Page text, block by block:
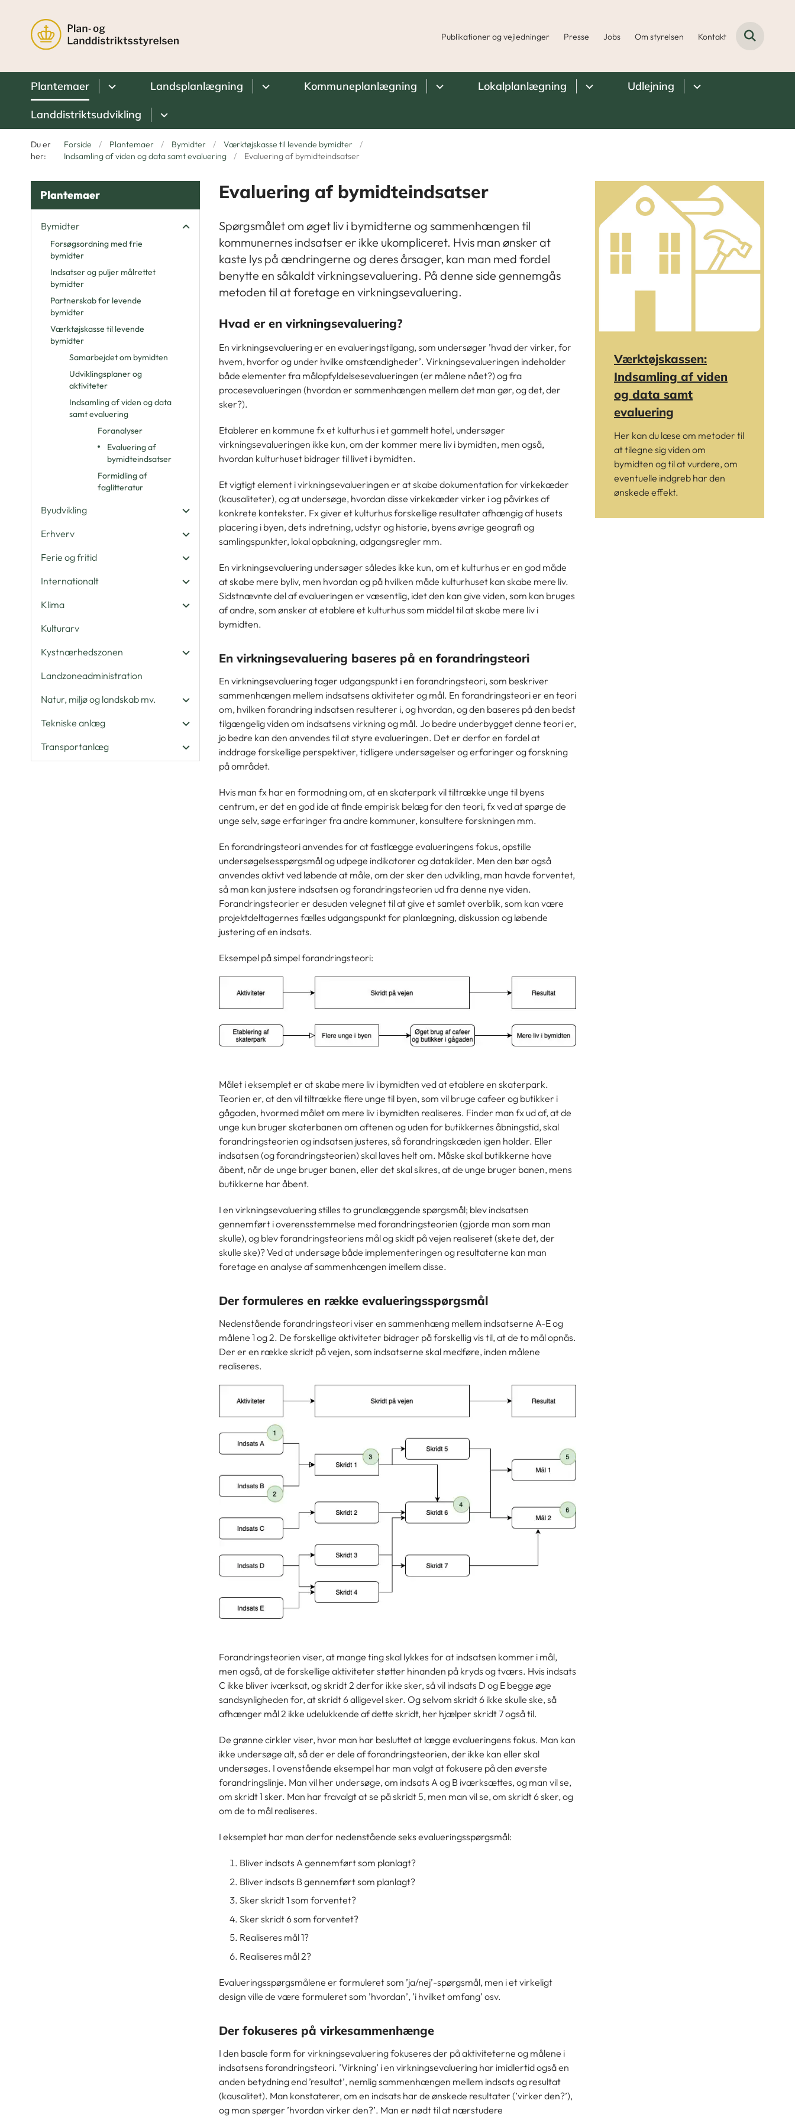
Publikationer og vejledninger Presse Jobs Om styrelsen Kontakt
Plantemaer Landsplanlægning Kommuneplanlægning Lokalplanlægning Udlejning
Landdistriktsudvikling
Du er
her:
Forside Plantemaer Bymidter
Værktøjskasse til levende bymidter
Indsamling af viden og data samt evaluering
Evaluering af bymidteindsatser
Plantemaer
Bymidter
Forsøgsordning med frie
bymidter
Indsatser og puljer målrettet
bymidter
Partnerskab for levende
bymidter
Værktøjskasse til levende
bymidter
Samarbejdet om bymidten
Udviklingsplaner og
aktiviteter
Indsamling af viden og data
samt evaluering
Foranalyser
Evaluering af
bymidteindsatser
Formidling af
faglitteratur
Byudvikling
Erhverv
Ferie og fritid
Internationalt
Klima
Kulturarv
Kystnærhedszonen
Landzoneadministration
Natur, miljø og landskab mv.
Tekniske anlæg
Transportanlæg
Evaluering af bymidteindsatser
Spørgsmålet om øget liv i bymidterne og sammenhængen til
kommunernes indsatser er ikke ukompliceret. Hvis man ønsker at
kaste lys på ændringerne og deres årsager, kan man med fordel
benytte en såkaldt virkningsevaluering. På denne side gennemgås
metoden til at foretage en virkningsevaluering.
Hvad er en virkningsevaluering?
En virkningsevaluering er en evalueringstilgang, som undersøger ’hvad der virker, for
hvem, hvorfor og under hvilke omstændigheder’. Virkningsevalueringen indeholder
både elementer fra målopfyldelsesevalueringen (er målene nået?) og fra
procesevalueringen (hvordan er sammenhængen mellem det man gør, og det, der
sker?).
Etablerer en kommune fx et kulturhus i et gammelt hotel, undersøger
virkningsevalueringen ikke kun, om der kommer mere liv i bymidten, men også,
hvordan kulturhuset bidrager til livet i bymidten.
Et vigtigt element i virkningsevalueringen er at skabe dokumentation for virkekæder
(kausaliteter), og at undersøge, hvordan disse virkekæder virker i og påvirkes af
konkrete kontekster. Fx giver et kulturhus forskellige resultater afhængig af husets
placering i byen, dets indretning, udstyr og historie, byens øvrige geografi og
samlingspunkter, lokal opbakning, adgangsregler mm.
En virkningsevaluering undersøger således ikke kun, om et kulturhus er en god måde
at skabe mere byliv, men hvordan og på hvilken måde kulturhuset kan skabe mere liv.
Sidstnævnte del af evalueringen er væsentlig, idet den kan give viden, som kan bruges
af andre, som ønsker at etablere et kulturhus som middel til at skabe mere liv i
bymidten.
En virkningsevaluering baseres på en forandringsteori
En virkningsevaluering tager udgangspunkt i en forandringsteori, som beskriver
sammenhængen mellem indsatsens aktiviteter og mål. En forandringsteori er en teori
om, hvilken forandring indsatsen resulterer i, og hvordan, og den baseres på den bedst
tilgængelig viden om indsatsens virkning og mål. Jo bedre underbygget denne teori er,
jo bedre kan den anvendes til at styre evalueringen. Det er derfor en fordel at
inddrage forskellige perspektiver, tidligere undersøgelser og erfaringer og forskning
på området.
Hvis man fx har en formodning om, at en skaterpark vil tiltrække unge til byens
centrum, er det en god ide at finde empirisk belæg for den teori, fx ved at spørge de
unge selv, søge erfaringer fra andre kommuner, konsultere forskningen mm.
En forandringsteori anvendes for at fastlægge evalueringens fokus, opstille
undersøgelsesspørgsmål og udpege indikatorer og datakilder. Men den bør også
anvendes aktivt ved løbende at måle, om der sker den udvikling, man havde forventet,
så man kan justere indsatsen og forandringsteorien ud fra denne nye viden.
Forandringsteorier er desuden velegnet til at give et samlet overblik, som kan være
projektdeltagernes fælles udgangspunkt for planlægning, diskussion og løbende
justering af en indsats.
Eksempel på simpel forandringsteori:
Målet i eksemplet er at skabe mere liv i bymidten ved at etablere en skaterpark.
Teorien er, at den vil tiltrække flere unge til byen, som vil bruge cafeer og butikker i
gågaden, hvormed målet om mere liv i bymidten realiseres. Finder man fx ud af, at de
unge kun bruger skaterbanen om aftenen og uden for butikkernes åbningstid, skal
forandringsteorien og indsatsen justeres, så forandringskæden igen holder. Eller
indsatsen (og forandringsteorien) skal laves helt om. Måske skal butikkerne have
åbent, når de unge bruger banen, eller det skal sikres, at de unge bruger banen, mens
butikkerne har åbent.
I en virkningsevaluering stilles to grundlæggende spørgsmål; blev indsatsen
gennemført i overensstemmelse med forandringsteorien (gjorde man som man
skulle), og blev forandringsteoriens mål og skidt på vejen realiseret (skete det, der
skulle ske)? Ved at undersøge både implementeringen og resultaterne kan man
foretage en analyse af sammenhængen imellem disse.
Der formuleres en række evalueringsspørgsmål
Nedenstående forandringsteori viser en sammenhæng mellem indsatserne A-E og
målene 1 og 2. De forskellige aktiviteter bidrager på forskellig vis til, at de to mål opnås.
Der er en række skridt på vejen, som indsatserne skal medføre, inden målene
realiseres.
Forandringsteorien viser, at mange ting skal lykkes for at indsatsen kommer i mål,
men også, at de forskellige aktiviteter støtter hinanden på kryds og tværs. Hvis indsats
C ikke bliver iværksat, og skridt 2 derfor ikke sker, så vil indsats D og E begge øge
sandsynligheden for, at skridt 6 alligevel sker. Og selvom skridt 6 ikke skulle ske, så
afhænger mål 2 ikke udelukkende af dette skridt, her hjælper skridt 7 også til.
De grønne cirkler viser, hvor man har besluttet at lægge evalueringens fokus. Man kan
ikke undersøge alt, så der er dele af forandringsteorien, der ikke kan eller skal
undersøges. I ovenstående eksempel har man valgt at fokusere på den øverste
forandringslinje. Man vil her undersøge, om indsats A og B iværksættes, og man vil se,
om skridt 1 sker. Man har fravalgt at se på skridt 5, men man vil se, om skridt 6 sker, og
om de to mål realiseres.
I eksemplet har man derfor nedenstående seks evalueringsspørgsmål:
Bliver indsats A gennemført som planlagt?
Bliver indsats B gennemført som planlagt?
Sker skridt 1 som forventet?
Sker skridt 6 som forventet?
Realiseres mål 1?
Realiseres mål 2?
Evalueringsspørgsmålene er formuleret som ’ja/nej’-spørgsmål, men i et virkeligt
design ville de være formuleret som ’hvordan’, ’i hvilket omfang’ osv.
Der fokuseres på virkesammenhænge
I den basale form for virkningsevaluering fokuseres der på aktiviteterne og målene i
indsatsens forandringsteori. ’Virkning’ i en virkningsevaluering har imidlertid også en
anden betydning end ’resultat’, nemlig sammenhængen mellem indsats og resultat
(kausalitet). Man konstaterer, om en indsats har de ønskede resultater (’virker den?’),
og man spørger ’hvordan virker den?’. Man er nødt til at nærstudere
Værktøjskassen:
Indsamling af viden
og data samt
evaluering
Her kan du læse om metoder til
at tilegne sig viden om
bymidten og til at vurdere, om
eventuelle indgreb har den
ønskede effekt.